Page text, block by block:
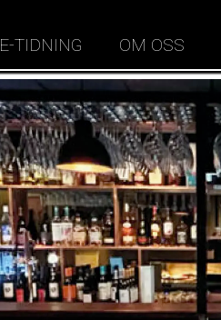
E-TIDNING OM OSS